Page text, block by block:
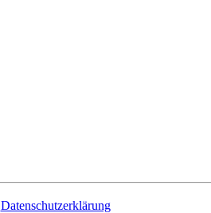
Datenschutzerklärung